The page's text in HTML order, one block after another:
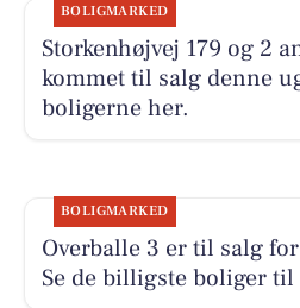
BOLIGMARKED
Storkenhøjvej 179 og 2
kommet til salg denne
boligerne her.
BOLIGMARKED
Overballe 3 er til salg
Se de billigste boliger til